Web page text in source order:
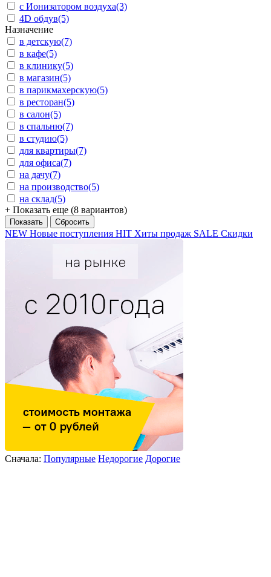
с Ионизатором воздуха(3)
4D обдув(5)
Назначение
в детскую(7)
в кафе(5)
в клинику(5)
в магазин(5)
в парикмахерскую(5)
в ресторан(5)
в салон(5)
в спальню(7)
в студию(5)
для квартиры(7)
для офиса(7)
на дачу(7)
на производство(5)
на склад(5)
+ Показать еще (8 вариантов)
NEW Новые поступления HIT Хиты продаж SALE Скидки
Сначала: Популярные Недорогие Дорогие